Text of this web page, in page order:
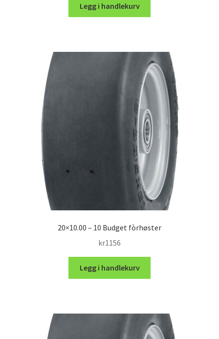
Legg i handlekurv
20×10.00 – 10 Budget fòrhøster
kr1156
Legg i handlekurv